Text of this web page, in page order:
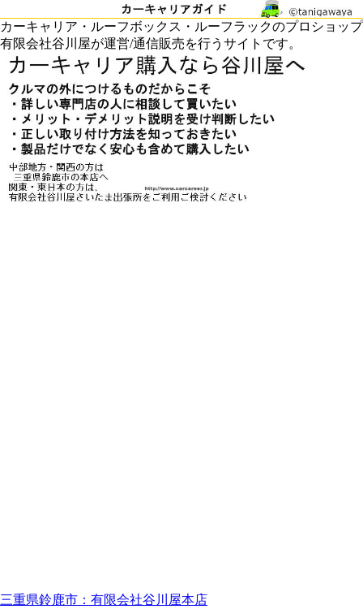
カーキャリア・ルーフボックス・ルーフラックのプロショップ
有限会社谷川屋が運営/通信販売を行うサイトです。
三重県鈴鹿市：有限会社谷川屋本店